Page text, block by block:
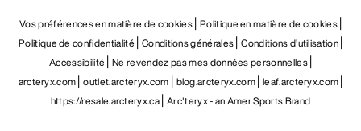
Vos préférences en matière de cookies Politique en matière de cookies
Politique de confidentialité Conditions générales Conditions d’utilisation
Accessibilité Ne revendez pas mes données personnelles
arcteryx.com outlet.arcteryx.com blog.arcteryx.com leaf.arcteryx.com
https://resale.arcteryx.ca Arc'teryx - an Amer Sports Brand